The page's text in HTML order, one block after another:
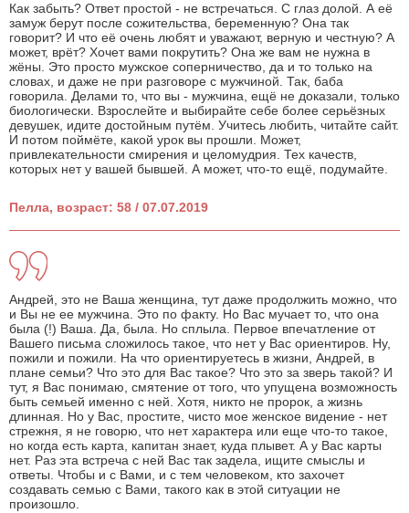
Как забыть? Ответ простой - не встречаться. С глаз долой. А её
замуж берут после сожительства, беременную? Она так
говорит? И что её очень любят и уважают, верную и честную? А
может, врёт? Хочет вами покрутить? Она же вам не нужна в
жёны. Это просто мужское соперничество, да и то только на
словах, и даже не при разговоре с мужчиной. Так, баба
говорила. Делами то, что вы - мужчина, ещё не доказали, только
биологически. Взрослейте и выбирайте себе более серьёзных
девушек, идите достойным путём. Учитесь любить, читайте сайт.
И потом поймёте, какой урок вы прошли. Может,
привлекательности смирения и целомудрия. Тех качеств,
которых нет у вашей бывшей. А может, что-то ещё, подумайте.
Пелла, возраст: 58 / 07.07.2019
Андрей, это не Ваша женщина, тут даже продолжить можно, что
и Вы не ее мужчина. Это по факту. Но Вас мучает то, что она
была (!) Ваша. Да, была. Но сплыла. Первое впечатление от
Вашего письма сложилось такое, что нет у Вас ориентиров. Ну,
пожили и пожили. На что ориентируетесь в жизни, Андрей, в
плане семьи? Что это для Вас такое? Что это за зверь такой? И
тут, я Вас понимаю, смятение от того, что упущена возможность
быть семьей именно с ней. Хотя, никто не пророк, а жизнь
длинная. Но у Вас, простите, чисто мое женское видение - нет
стрежня, я не говорю, что нет характера или еще что-то такое,
но когда есть карта, капитан знает, куда плывет. А у Вас карты
нет. Раз эта встреча с ней Вас так задела, ищите смыслы и
ответы. Чтобы и с Вами, и с тем человеком, кто захочет
создавать семью с Вами, такого как в этой ситуации не
произошло.